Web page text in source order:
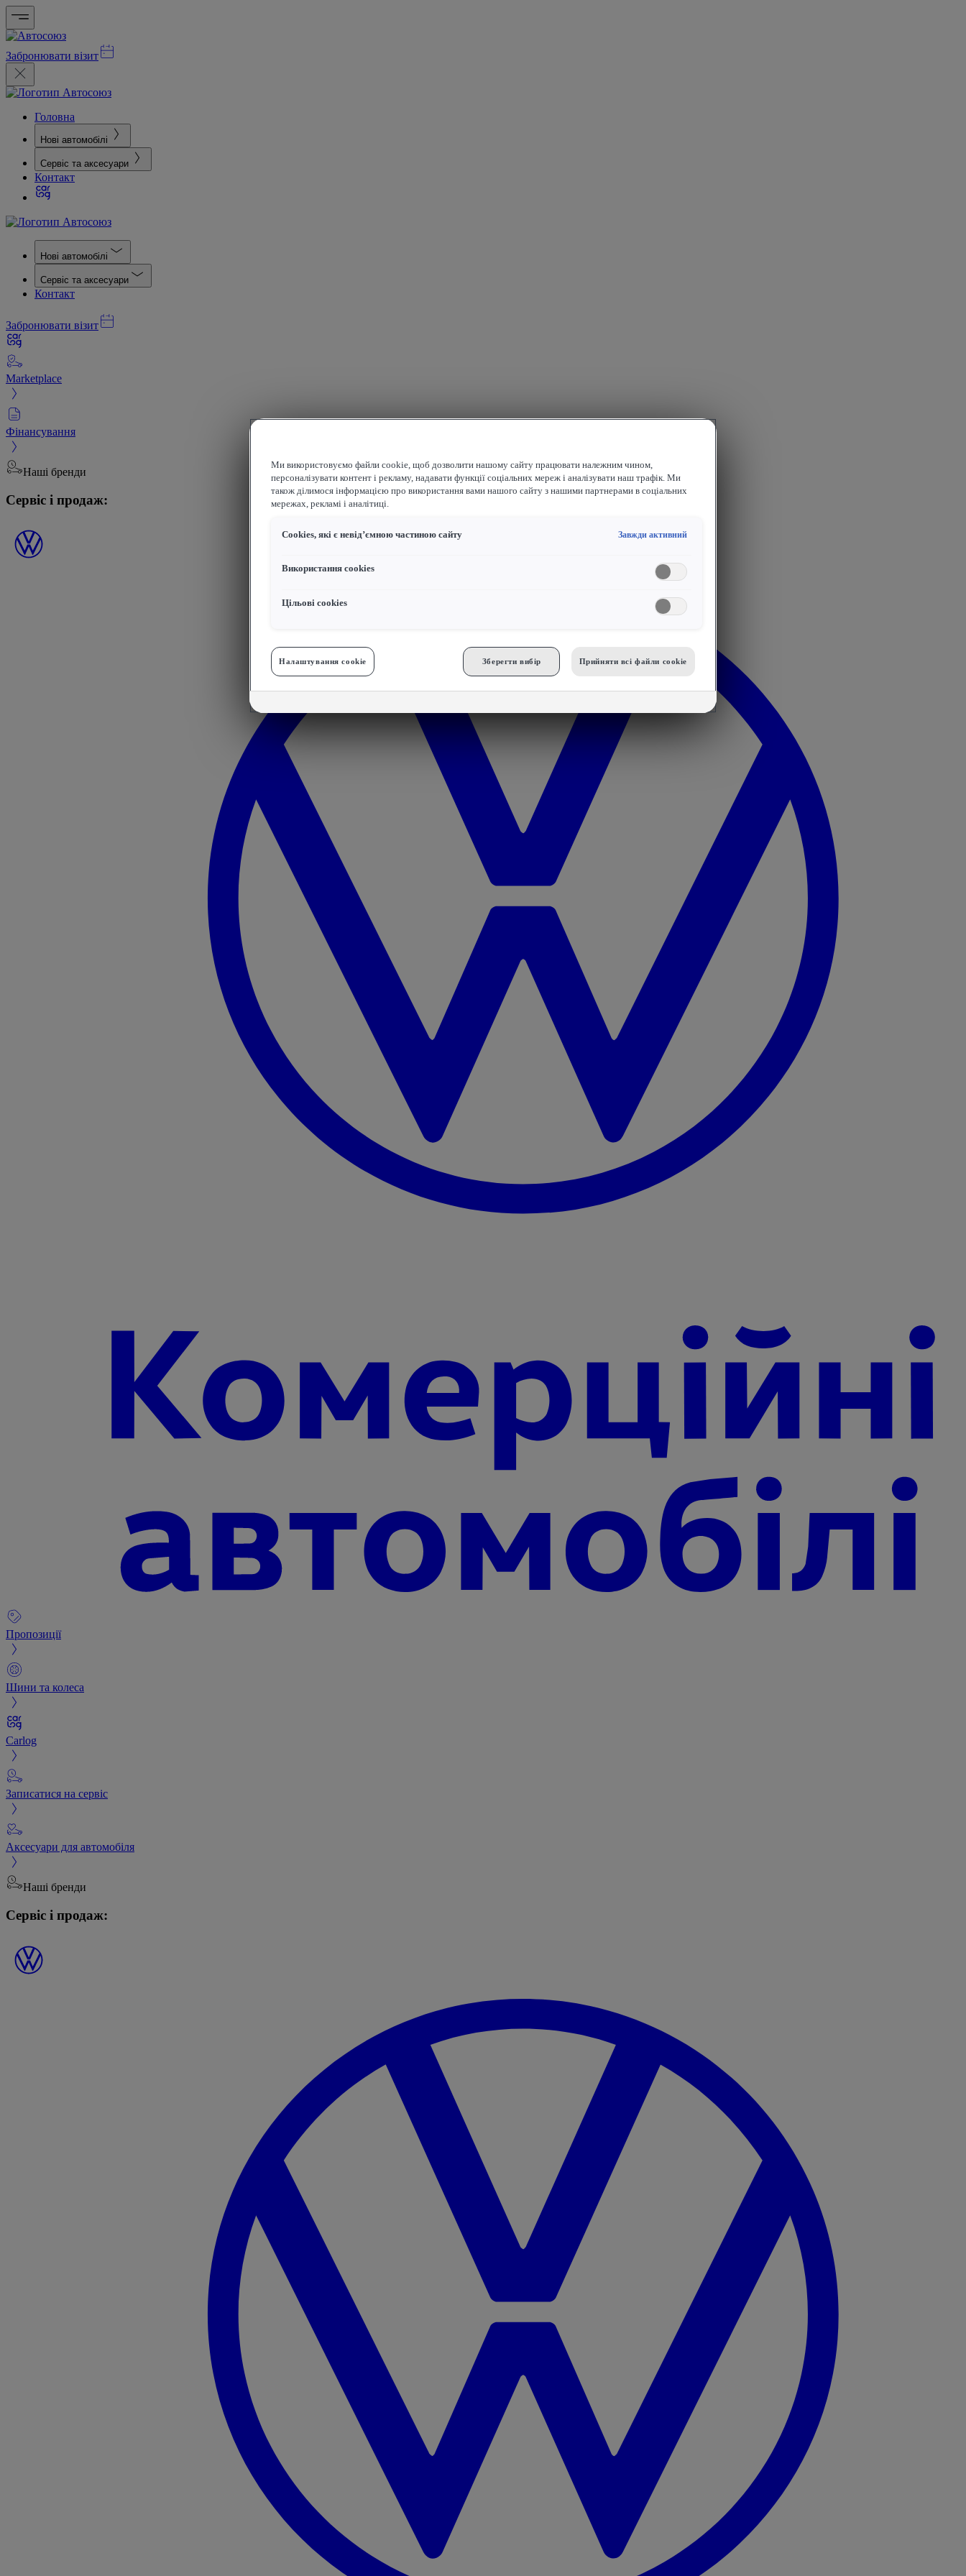
Забронювати візит
Головна
Нові автомобілі
Сервіс та аксесуари
Контакт
Нові автомобілі
Сервіс та аксесуари
Контакт
Забронювати візит
Marketplace
Фінансування
Наші бренди
Сервіс і продаж:
Пропозиції
Шини та колеса
Carlog
Записатися на сервіс
Аксесуари для автомобіля
Наші бренди
Сервіс і продаж:
Ми використовуємо файли cookie, щоб дозволити нашому сайту працювати належним чином,
персоналізувати контент і рекламу, надавати функції соціальних мереж і аналізувати наш трафік. Ми
також ділимося інформацією про використання вами нашого сайту з нашими партнерами в соціальних
мережах, рекламі і аналітиці.
Сookies, які є невід’ємною частиною сайту Завжди активний
Використання cookies
Цільові сookies
Налаштування cookie Зберегти вибір Прийняти всі файли сookie